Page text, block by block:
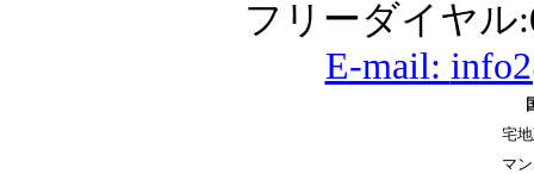
フリーダイヤル
E-mail:
宅
マ